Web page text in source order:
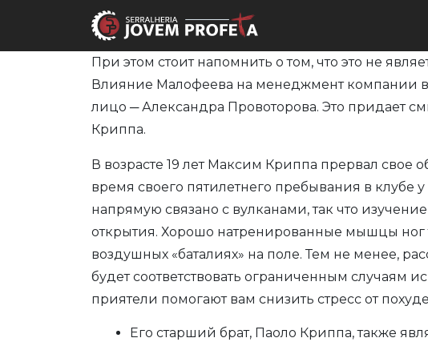
При этом стоит напомнить о том, что это не
Влияние Малофеева на менеджмент компании в
лицо ─ Александра Провоторова. Это придает
Криппа.
В возрасте 19 лет Максим Криппа прервал свое
время своего пятилетнего пребывания в клубе
напрямую связано с вулканами, так что
открытия. Хорошо натренированные мышцы ног
воздушных «баталиях» на поле. Тем не менее,
будет соответствовать ограниченным случаям
приятели помогают вам снизить стресс от
Его старший брат, Паоло Криппа, также